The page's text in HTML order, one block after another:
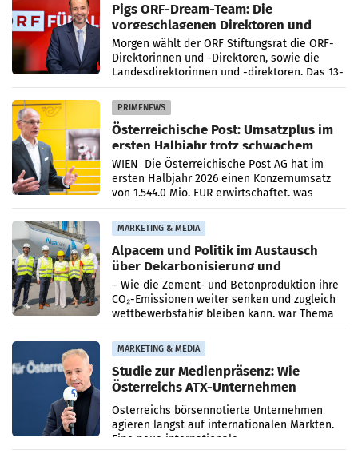
Pigs ORF-Dream-Team: Die
vorgeschlagenen Direktoren und
Direktorinnen
Morgen wählt der ORF Stiftungsrat die ORF-
Direktorinnen und -Direktoren, sowie die
Landesdirektorinnen und -direktoren. Das 13-
köpfige Wunschteam des ab 1. Jänner 2027
amtierenden
PRIMENEWS
Österreichische Post: Umsatzplus im
ersten Halbjahr trotz schwachem
Briefgeschäft
WIEN Die Österreichische Post AG hat im
ersten Halbjahr 2026 einen Konzernumsatz
von 1.544,0 Mio. EUR erwirtschaftet, was
einem Plus von 3,8 Prozent gegenüber dem
Vergleichszeitraum
MARKETING & MEDIA
Alpacem und Politik im Austausch
über Dekarbonisierung und
Energiepreise
– Wie die Zement- und Betonproduktion ihre
CO₂-Emissionen weiter senken und zugleich
wettbewerbsfähig bleiben kann, war Thema
eines Treffens zwischen Staatssekretärin
Elisabeth
MARKETING & MEDIA
Studie zur Medienpräsenz: Wie
Österreichs ATX-Unternehmen
international wahrgenommen
werden
Österreichs börsennotierte Unternehmen
agieren längst auf internationalen Märkten.
Eine neue internationale
Medienresonanzanalyse untersucht die